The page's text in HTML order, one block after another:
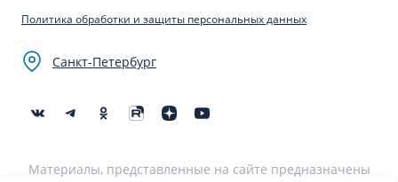
Политика обработки и защиты персональных данных
Санкт-Петербург
Материалы, представленные на сайте предназначены